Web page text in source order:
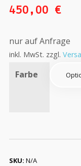
450,00 €
nur auf Anfrage
inkl. MwSt. zzgl.
Farbe
SKU: N/A